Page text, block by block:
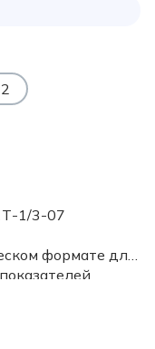
1/3-07
формате для
изделий
ЭКГ/SD/